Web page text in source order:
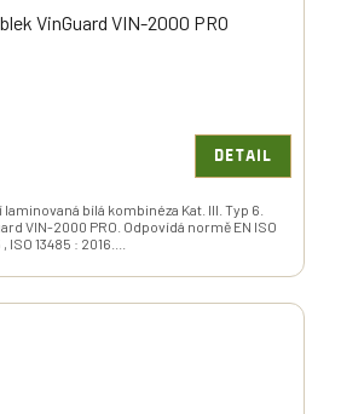
VinGuard VIN-2000 PRO
DETAIL
bílá kombinéza Kat. III. Typ 6.
VIN-2000 PRO. Odpovídá normě EN ISO
ISO 13485 : 2016....